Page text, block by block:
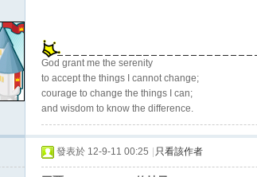
God grant me the serenity
to accept the things I cannot change;
courage to change the things I can;
and wisdom to know the difference.
發表於 12-9-11 00:25 只看該作者